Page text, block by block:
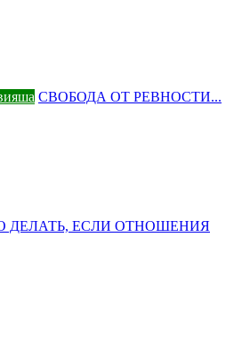
СВОБОДА ОТ РЕВНОСТИ...
ДЕЛАТЬ, ЕСЛИ ОТНОШЕНИЯ